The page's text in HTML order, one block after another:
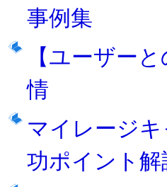
事例集
【ユーザー
情
マイレージ
功ポイント解